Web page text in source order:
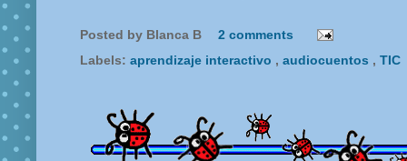
Posted by Blanca B
2 comments
Labels: aprendizaje interactivo , audiocuentos , TIC